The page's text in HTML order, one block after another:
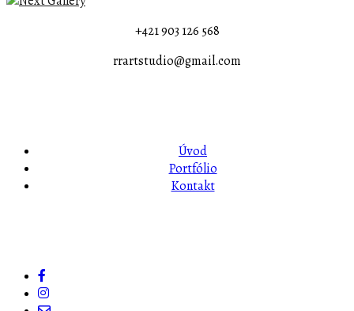
+421 903 126 568
rrartstudio@gmail.com
Úvod
Portfólio
Kontakt